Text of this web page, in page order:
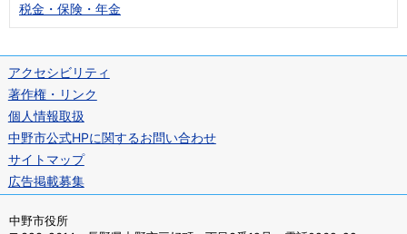
税金・保険・年金
アクセシビリティ
著作権・リンク
個人情報取扱
中野市公式HPに関するお問い合わせ
サイトマップ
広告掲載募集
中野市役所